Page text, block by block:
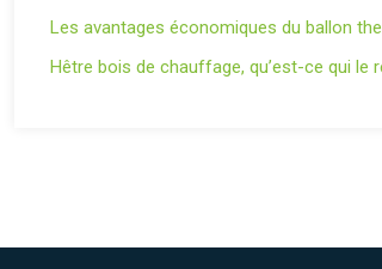
Les avantages économiques du ballon
Hêtre bois de chauffage, qu’est-ce qui le